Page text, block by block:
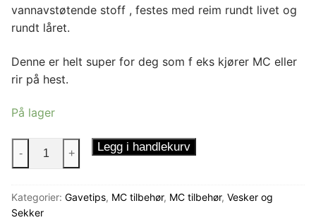
vannavstøtende stoff , festes med reim rundt livet og
rundt låret.
Denne er helt super for deg som f eks kjører MC eller
rir på hest.
På lager
Hofteveske
- + Legg i handlekurv
Kategorier: Gavetips, MC tilbehør, MC tilbehør, Vesker og
Sekker